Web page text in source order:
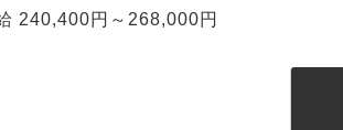
240,400円～268,000円